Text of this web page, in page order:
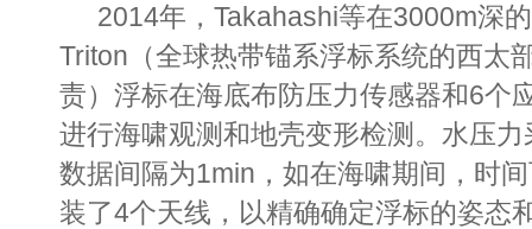
2014年，Takahashi等在3000m深
Triton（全球热带锚系浮标系统的西太
责） 浮标在海底布防压力传感器和6个
进行海啸观测和地壳变形检测 。水压
数据间隔为1min，如在海啸期间，时
装了4个天线，以精确确定浮标的姿态